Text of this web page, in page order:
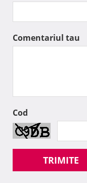
Comentariul tau
Cod
TRIMITE